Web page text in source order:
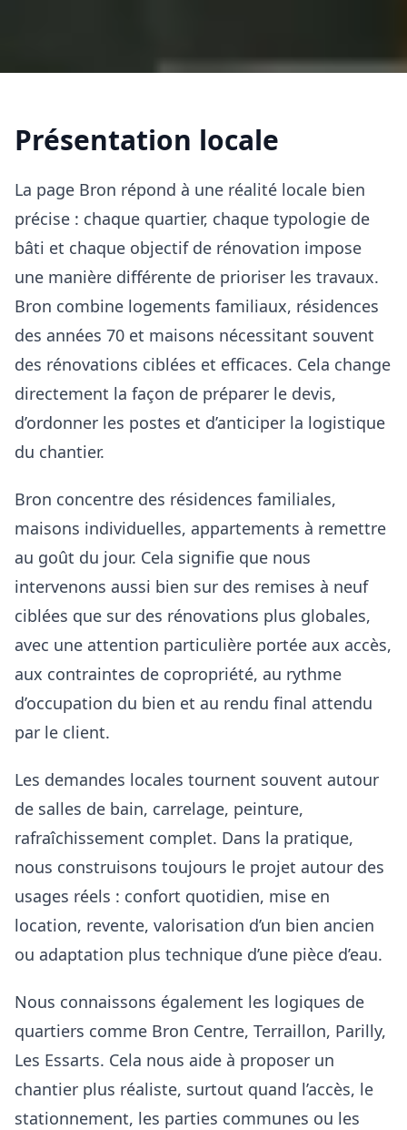
Présentation locale
La page Bron répond à une réalité locale bien
précise : chaque quartier, chaque typologie de
bâti et chaque objectif de rénovation impose
une manière différente de prioriser les travaux.
Bron combine logements familiaux, résidences
des années 70 et maisons nécessitant souvent
des rénovations ciblées et efficaces. Cela change
directement la façon de préparer le devis,
d’ordonner les postes et d’anticiper la logistique
du chantier.
Bron concentre des résidences familiales,
maisons individuelles, appartements à remettre
au goût du jour. Cela signifie que nous
intervenons aussi bien sur des remises à neuf
ciblées que sur des rénovations plus globales,
avec une attention particulière portée aux accès,
aux contraintes de copropriété, au rythme
d’occupation du bien et au rendu final attendu
par le client.
Les demandes locales tournent souvent autour
de salles de bain, carrelage, peinture,
rafraîchissement complet. Dans la pratique,
nous construisons toujours le projet autour des
usages réels : confort quotidien, mise en
location, revente, valorisation d’un bien ancien
ou adaptation plus technique d’une pièce d’eau.
Nous connaissons également les logiques de
quartiers comme Bron Centre, Terraillon, Parilly,
Les Essarts. Cela nous aide à proposer un
chantier plus réaliste, surtout quand l’accès, le
stationnement, les parties communes ou les